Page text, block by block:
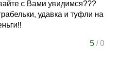
с Вами увидимся???
удавка и туфли на
5/0